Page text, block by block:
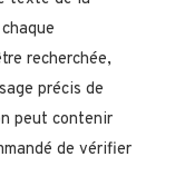
recherchée,
précis de
peut contenir
de vérifier